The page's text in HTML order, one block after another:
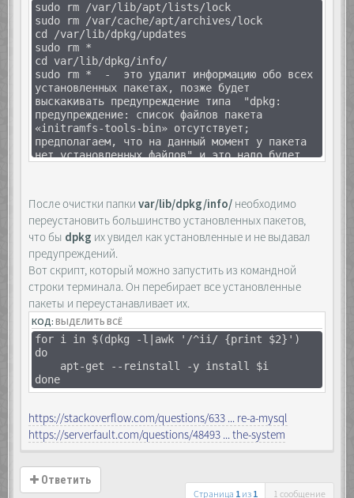
sudo rm /var/lib/apt/lists/lock
sudo rm /var/cache/apt/archives/lock
cd /var/lib/dpkg/updates
sudo rm *
cd var/lib/dpkg/info/
sudo rm * - это удалит информацию обо всех
установленных пакетах, позже будет
выскакивать предупреждение типа "dpkg:
предупреждение: список файлов пакета
«initramfs-tools-bin» отсутствует;
предполагаем, что на данный момент у пакета
нет установленных файлов" и это надо будет
sudo apt-get install -f
sudo apt-get update
sudo apt-get upgrade
sudo apt-get dist-upgrade
После очистки папкиvar/lib/dpkg/info/ необходимо
переустановить большинство установленных пакетов,
что бы dpkg их увидел как установленные и не выдавал
предупреждений.
Вот скрипт, который можно запустить из командной
строки терминала. Он перебирает все установленные
пакеты и переустанавливает их.
КОД:ВЫДЕЛИТЬ ВСЁ
for i in $(dpkg -l|awk '/^ii/ {print $2}')
do
apt-get --reinstall -y install $i
done
https://stackoverflow.com/questions/633 ... re-a-mysql
https://serverfault.com/questions/48493 ... the-system
Ответить
Страница 1из 1 1 сообщение